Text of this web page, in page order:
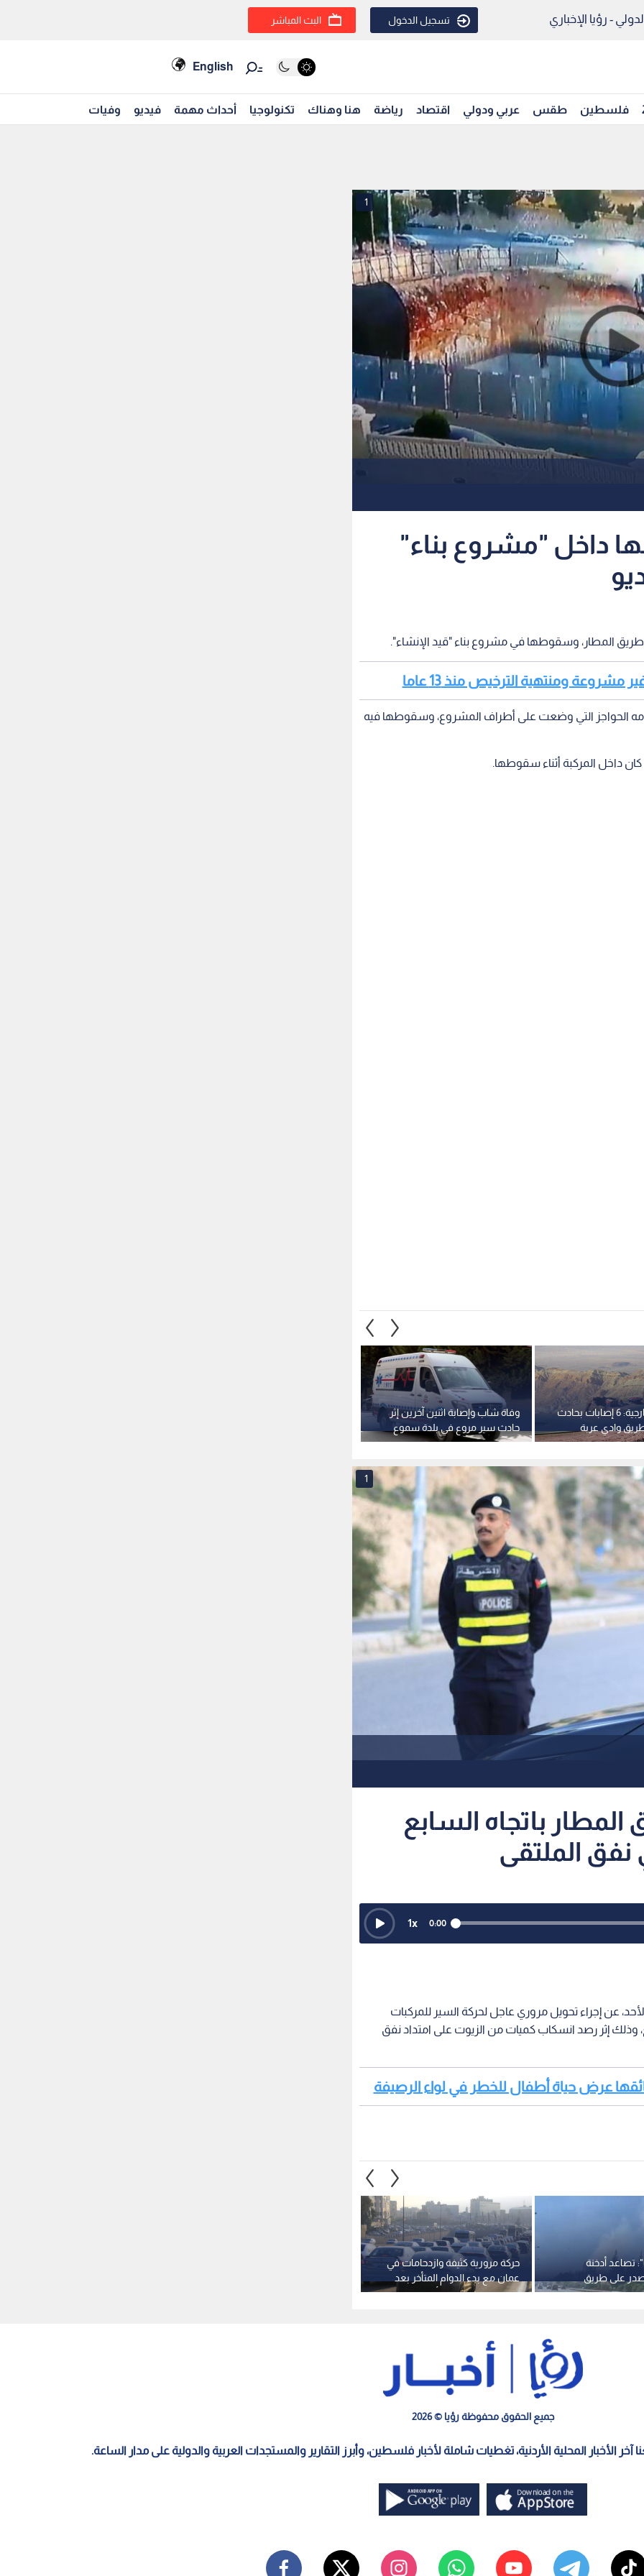
- رؤيا الإخباري تسجيل الدخول البث المباشر
English
فلسطين طقس عربي ودولي اقتصاد رياضة هنا وهناك تكنولوجيا أحداث مهمة فيديو وفيات
1
داخل "مشروع بناء"
المطار، وسقوطها في مشروع بناء "قيد الإنشاء".
مشروعة ومنتهية الترخيص منذ 13 عاما
الحواجز التي وضعت على أطراف المشروع، وسقوطها فيه
داخل المركبة أثناء سقوطها.
وفاة شاب وإصابة اثنين آخرين إثر
حادث سير مروع في بلدة سموع
بمحافظة إربد
الدوريات الخارجية: 6 إصابات بحادث
وادي عربة
1
باتجاه السابع
الملتقى
0:00
1x
عن إجراء تحويل مروري عاجل لحركة السير للمركبات
وذلك إثر رصد انسكاب كميات من الزيوت على امتداد نفق
عرض حياة أطفال للخطر في لواء الرصيفة
حركة مرورية كثيفة وازدحامات في
عمان مع بدء الدوام المتأخر بعد
مباراة النشامى في كأس العالم
تصاعد أدخنة
على طريق
جميع الحقوق محفوظة رؤيا © 2026
آخر الأخبار المحلية الأردنية، تغطيات شاملة لأخبار فلسطين، وأبرز التقارير والمستجدات العربية والدولية على مدار الساعة.